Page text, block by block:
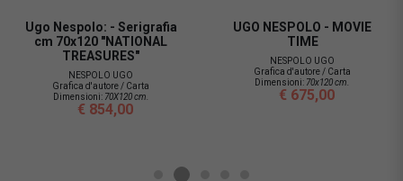
Ugo Nespolo: - Serigrafia
cm 70x120 "NATIONAL
TREASURES"
NESPOLO UGO
Grafica d'autore / Carta
Dimensioni:70X120 cm.
€ 854,00
UGO NESPOLO - MOVIE
TIME
NESPOLO UGO
Grafica d'autore / Carta
Dimensioni:70x120 cm.
€ 675,00